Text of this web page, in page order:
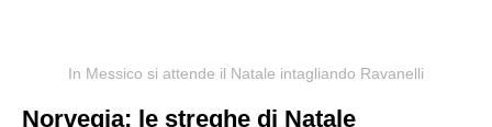
In Messico si attende il Natale intagliando Ravanelli
Norvegia: le streghe di Natale